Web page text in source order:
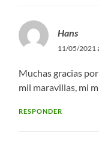
Hans
11/05/2021
Muchas gracias
mil maravillas, mi
RESPONDER